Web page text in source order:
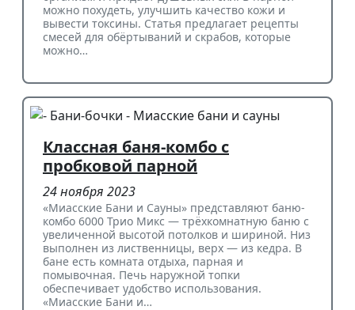
можно похудеть, улучшить качество кожи и
вывести токсины. Статья предлагает рецепты
смесей для обёртываний и скрабов, которые
можно…
Классная баня-комбо с
пробковой парной
24 ноября 2023
«Миасские Бани и Сауны» представляют баню-
комбо 6000 Трио Микс — трёхкомнатную баню с
увеличенной высотой потолков и шириной. Низ
выполнен из лиственницы, верх — из кедра. В
бане есть комната отдыха, парная и
помывочная. Печь наружной топки
обеспечивает удобство использования.
«Миасские Бани и…